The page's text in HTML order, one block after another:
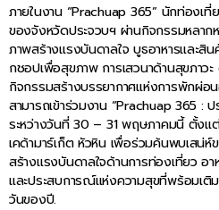
ภายในงาน “Prachuap 365” นักท่องเที่
ของจังหวัดประจวบฯ ผ่านกิจกรรมหลาก
ภาพสร้างแรงบันดาลใจ บูธอาหารและ
กชอปเพื่อสุขภาพ การเสวนาด้านสุขภา
กิจกรรมสร้างบรรยากาศแห่งการพักผ่อ
สามารถเข้าร่วมงาน “Prachuap 365 :
ระหว่างวันที่ 30 – 31 พฤษภาคมนี้ ตั้ง
เคด้ามาร์เก็ต หัวหิน เพื่อร่วมค้นพบเสน่
สร้างแรงบันดาลใจด้านการท่องเที่ยว อ
และประสบการณ์แห่งความสุขที่พร้อมเติ
วันของปี.